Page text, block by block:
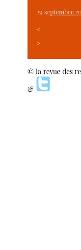
29 septembre
<
>
© la revue des
&